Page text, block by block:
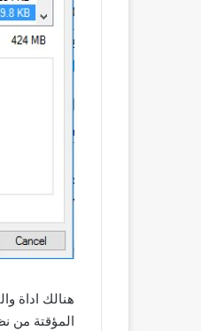
هنالك اداة
المؤقتة من